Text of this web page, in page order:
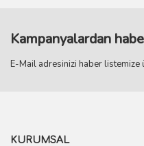
Kampanyalardan
E-Mail adresinizi haber listemize
KURUMSAL